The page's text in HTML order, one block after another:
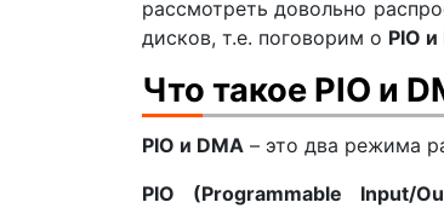
рассмотреть довольно
дисков, т.е. поговорим о PIO
Что такое PIO и
PIO и DMA – это два режима
PIO (Programmable Input/